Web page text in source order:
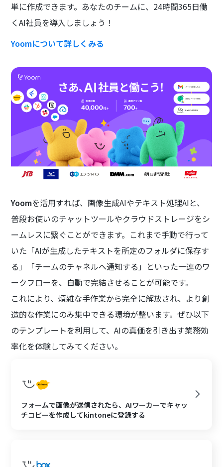
単に作成できます。あなたのチームに、24時間365日働
くAI社員を導入しましょう！
Yoomについて詳しくみる
Yoomを活用すれば、画像生成AIやテキスト処理AIと、
普段お使いのチャットツールやクラウドストレージをシ
ームレスに繋ぐことができます。これまで手動で行って
いた「AIが生成したテキストを所定のフォルダに保存す
る」「チームのチャネルへ通知する」といった一連のワ
ークフローを、自動で完結させることが可能です。
これにより、煩雑な手作業から完全に解放され、より創
造的な作業にのみ集中できる環境が整います。ぜひ以下
のテンプレートを利用して、AIの真価を引き出す業務効
率化を体験してみてください。
フォームで画像が送信されたら、AIワーカーでキャッ
チコピーを作成してkintoneに登録する